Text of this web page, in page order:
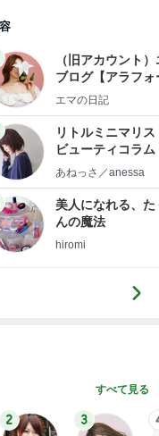
（旧アカウント
ブログ【アラフォ
社売却セカンドラ
エマの日記
リトルミニマリス
ビューティコラ
little
あねっさ／anessa
美人になれる、た
んの魔法
hiromi
すべて見る
2 3